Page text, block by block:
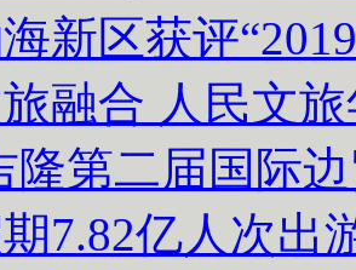
新区获评
融合 人民文
隆第二届国际
7.82亿人次出